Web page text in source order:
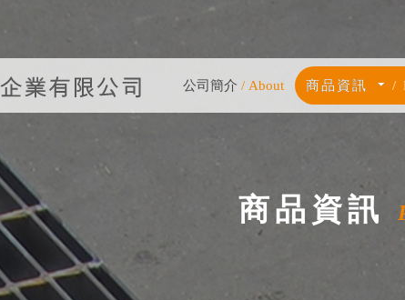
公司簡介 / About
公司簡介 / About 商品資訊 /
商品資訊 /
商品資訊